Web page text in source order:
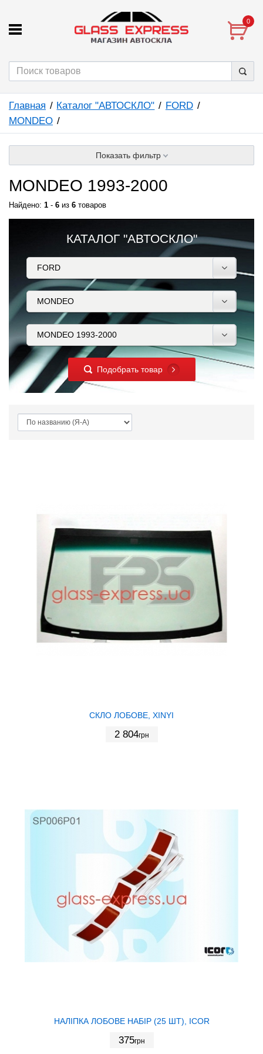
0
Главная Каталог "АВТОСКЛО"
FORD
MONDEO
Показать фильтр
MONDEO 1993-2000
Найдено: 1 - 6 из 6 товаров
КАТАЛОГ "АВТОСКЛО"
Подобрать товар
СКЛО ЛОБОВЕ, XINYI
2 804грн
НАЛІПКА ЛОБОВЕ НАБІР (25 ШТ), ICOR
375грн